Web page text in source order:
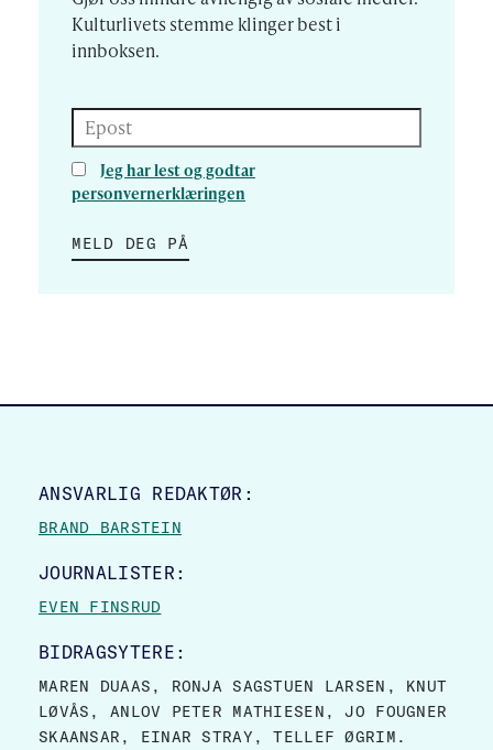
Kulturlivets stemme klinger best i
innboksen.
Epost
Jeg har lest og godtar
personvernerklæringen
MELD DEG PÅ
SITE FOOTER
ANSVARLIG REDAKTØR:
BRAND BARSTEIN
JOURNALISTER:
EVEN FINSRUD
BIDRAGSYTERE:
MAREN DUAAS, RONJA SAGSTUEN LARSEN, KNUT
LØVÅS, ANLOV PETER MATHIESEN, JO FOUGNER
SKAANSAR, EINAR STRAY, TELLEF ØGRIM.